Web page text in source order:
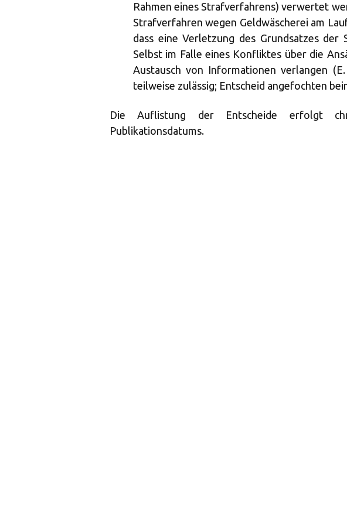
Rahmen eines Strafverfahrens) verwertet
Strafverfahren wegen Geldwäscherei am
dass eine Verletzung des Grundsatzes der
Selbst im Falle eines Konfliktes über die
Austausch von Informationen verlangen
teilweise zulässig; Entscheid angefochten
Die Auflistung der Entscheide erfolgt
Publikationsdatums.